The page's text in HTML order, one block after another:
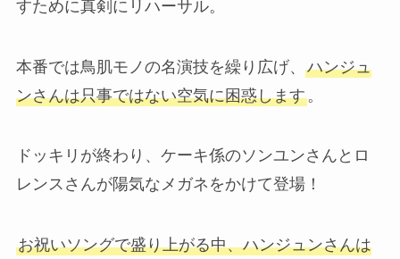
すために真剣にリハーサル。
本番では鳥肌モノの名演技を繰り広げ、 ハンジュ
ンさんは只事ではない空気に困惑します。
ドッキリが終わり、ケーキ係のソンユンさんとロ
レンスさんが陽気なメガネをかけて登場！
お祝いソングで盛り上がる中、ハンジュンさんは